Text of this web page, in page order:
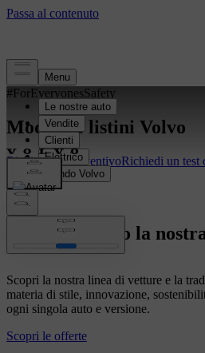
#ForEveryonesSafety
Modelli e listini Volvo
Richiedi un preventivoRichiedi un test
Ti presentiamo la
Scopri la nostra linea di vetture e la
materia di stile, innovazione,
ogni singola auto e versione.
Scopri le offerte